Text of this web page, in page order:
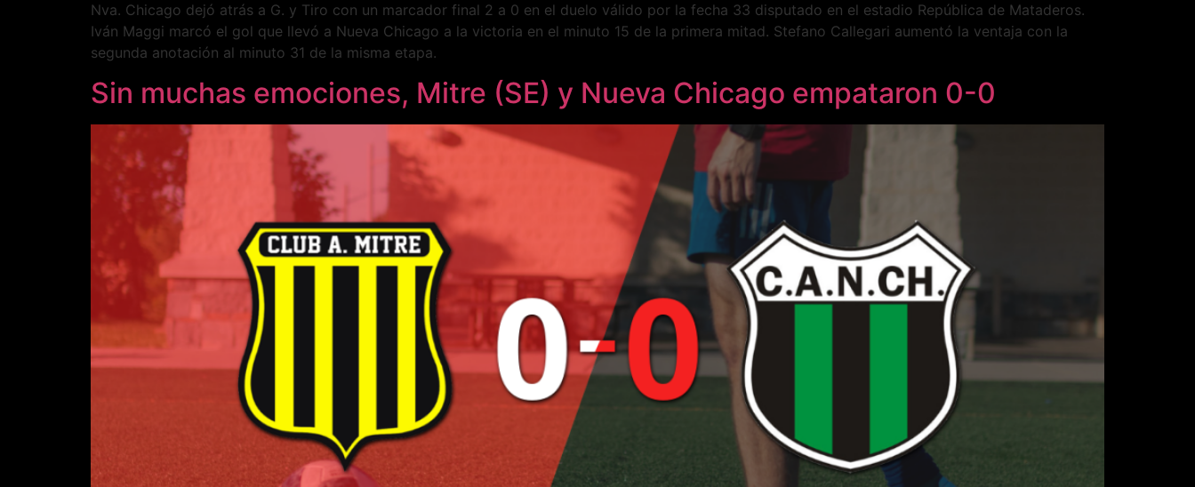
Nva. Chicago dejó atrás a G. y Tiro con un marcador final 2 a 0 en el duelo válido por la fecha 33 disputado en el estadio República de Mataderos.
Iván Maggi marcó el gol que llevó a Nueva Chicago a la victoria en el minuto 15 de la primera mitad. Stefano Callegari aumentó la ventaja con la
segunda anotación al minuto 31 de la misma etapa.
Sin muchas emociones, Mitre (SE) y Nueva Chicago empataron 0-0